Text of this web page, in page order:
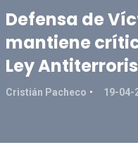
Defensa de
mantiene
Ley
Cristián Pacheco 19-04-